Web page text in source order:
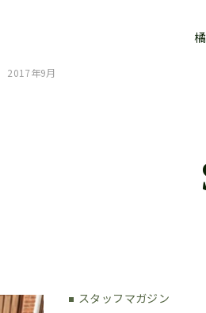
2017年9月
スタッフマガジン